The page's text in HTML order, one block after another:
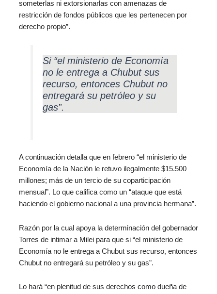
someterlas ni extorsionarlas con amenazas de
restricción de fondos públicos que les pertenecen por
derecho propio”.
Si “el ministerio de Economía
no le entrega a Chubut sus
recurso, entonces Chubut no
entregará su petróleo y su
gas”.
A continuación detalla que en febrero “el ministerio de
Economía de la Nación le retuvo ilegalmente $15.500
millones; más de un tercio de su coparticipación
mensual”. Lo que califica como un “ataque que está
haciendo el gobierno nacional a una provincia hermana”.
Razón por la cual apoya la determinación del gobernador
Torres de intimar a Milei para que si “el ministerio de
Economía no le entrega a Chubut sus recurso, entonces
Chubut no entregará su petróleo y su gas”.
Lo hará “en plenitud de sus derechos como dueña de